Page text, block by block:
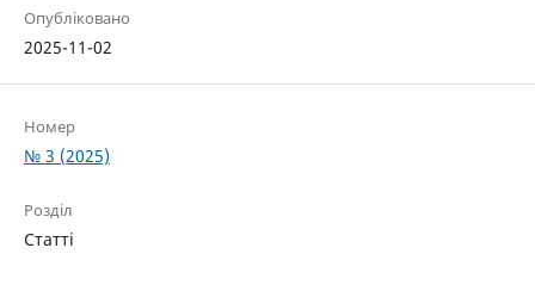
Опубліковано
2025-11-02
Номер
№ 3 (2025)
Розділ
Статті